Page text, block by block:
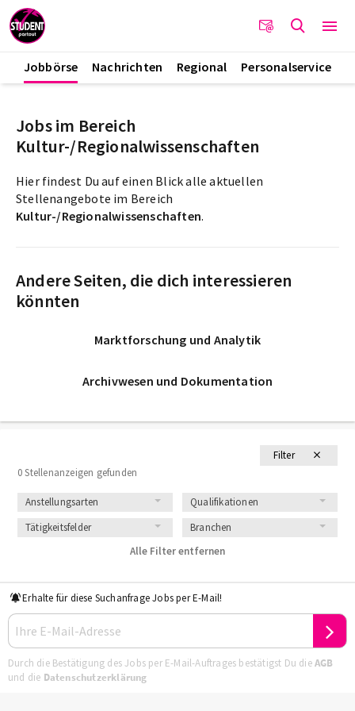
Jobbörse Nachrichten Regional Personalservice
Filter
0 Stellenanzeigen gefunden
Anstellungsarten
Qualifikationen
Tätigkeitsfelder
Branchen
Alle Filter entfernen
Erhalte für diese Suchanfrage Jobs per E-Mail!
Durch die Bestätigung des Jobs per E-Mail-Auftrages bestätigst Du dieAGB
und die Datenschutzerklärung
Jobs im Bereich
Kultur-/Regionalwissenschaften
Hier findest Du auf einen Blick alle aktuellen
Stellenangebote im Bereich
Kultur-/Regionalwissenschaften.
Andere Seiten, die dich interessieren
könnten
Marktforschung und Analytik
Archivwesen und Dokumentation